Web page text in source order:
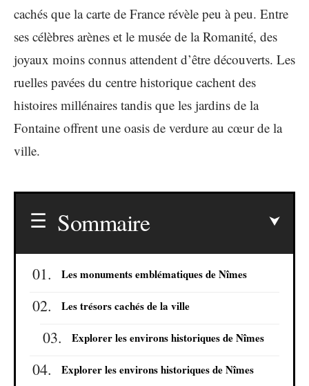
cachés que la carte de France révèle peu à peu. Entre
ses célèbres arènes et le musée de la Romanité, des
joyaux moins connus attendent d’être découverts. Les
ruelles pavées du centre historique cachent des
histoires millénaires tandis que les jardins de la
Fontaine offrent une oasis de verdure au cœur de la
ville.
Sommaire
Les monuments emblématiques de Nîmes
Les trésors cachés de la ville
Explorer les environs historiques de Nîmes
Explorer les environs historiques de Nîmes